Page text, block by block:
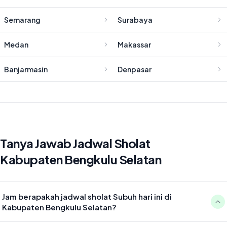
Semarang Surabaya
Medan Makassar
Banjarmasin Denpasar
Tanya Jawab Jadwal Sholat
Kabupaten Bengkulu Selatan
Jam berapakah jadwal sholat Subuh hari ini di
Kabupaten Bengkulu Selatan?